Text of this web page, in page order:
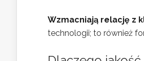
Wzmacniają relację z
technologii; to również